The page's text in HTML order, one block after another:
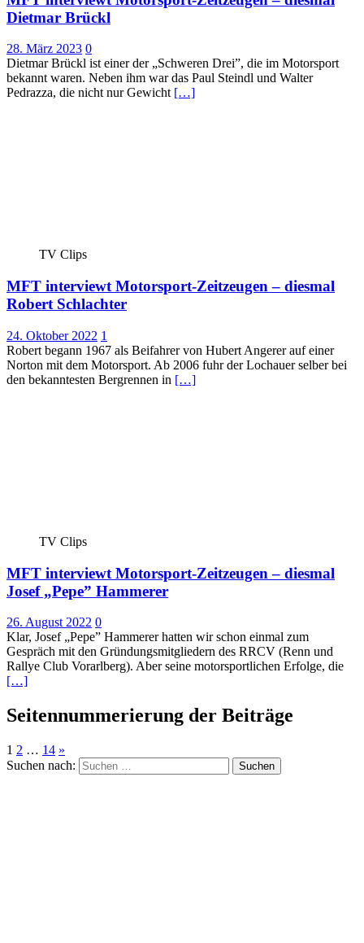
Dietmar Brückl
28. März 2023 0
Dietmar Brückl ist einer der „Schweren Drei”, die im Motorsport
bekannt waren. Neben ihm war das Paul Steindl und Walter
Pedrazza, die nicht nur Gewicht […]
TV Clips
MFT interviewt Motorsport-Zeitzeugen – diesmal
Robert Schlachter
24. Oktober 2022 1
Robert begann 1967 als Beifahrer von Hubert Angerer auf einer
Norton mit dem Motorsport. Ab 2006 fuhr der Lochauer selber bei
den bekanntesten Bergrennen in […]
TV Clips
MFT interviewt Motorsport-Zeitzeugen – diesmal
Josef „Pepe” Hammerer
26. August 2022 0
Klar, Josef „Pepe” Hammerer hatten wir schon einmal zum
Gespräch mit den Gründungsmitgliedern des RRCV (Renn und
Rallye Club Vorarlberg). Aber seine motorsportlichen Erfolge, die
[…]
Seitennummerierung der Beiträge
1 2 … 14 »
Suchen nach: